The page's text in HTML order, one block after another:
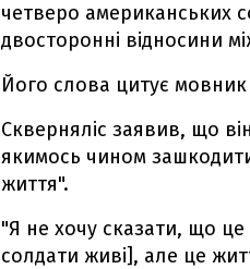
четверо американських
двосторонні відносини
Його слова цитує мовник
Скверняліс заявив, що
якимось чином
життя".
"Я не хочу сказати, що
солдати живі], але це